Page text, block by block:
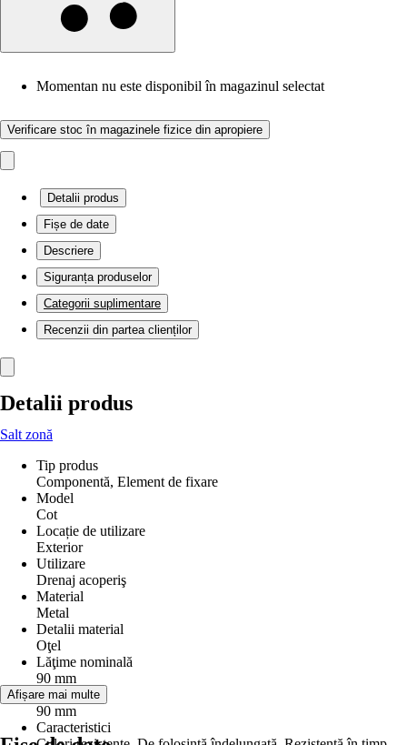
Momentan nu este disponibil în magazinul selectat
Verificare stoc în magazinele fizice din apropiere
Detalii produs
Fișe de date
Descriere
Siguranța produselor
Categorii suplimentare
Recenzii din partea clienților
Detalii produs
Salt zonă
Tip produs
Componentă, Element de fixare
Model
Cot
Locație de utilizare
Exterior
Utilizare
Drenaj acoperiş
Material
Metal
Detalii material
Oţel
Lăţime nominală
90 mm
Diametru
90 mm
Caracteristici
Afișare mai multe